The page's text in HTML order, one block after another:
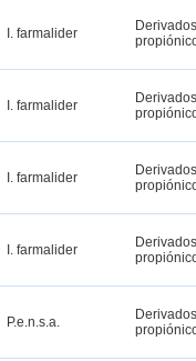
I. farmalider
I. farmalider
I. farmalider
I. farmalider
P.e.n.s.a.